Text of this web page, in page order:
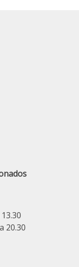
20.30